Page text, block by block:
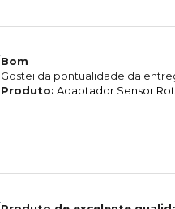
Bom
Gostei da pontualidade da
Produto: Adaptador Sensor